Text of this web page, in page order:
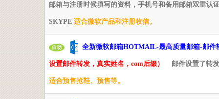
邮箱与注册时候填写的资料，手机号和备用邮箱双重认
SKYPE 适合微软产品和注册收信。
自动 全新微软邮箱HOTMAIL-最高质量邮箱-邮件
设置邮件转发，真实姓名，com后缀） 邮件设置了转
适合预售抢鞋、预售等。